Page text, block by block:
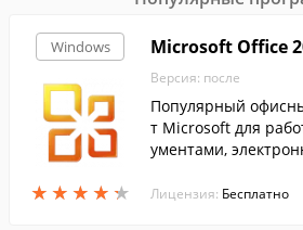
Windows
★ ★ ★ ★ ★
★ ★ ★ ★ ★
Microsoft Office
Версия: после
Популярный
т Microsoft для
ументами,
Лицензия: Бесплатно